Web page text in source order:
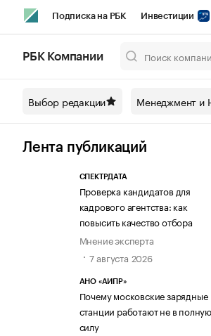
Подписка на РБК Инвестиции
Спецпроекты СПб
Технологии и медиа
РБК Компании
Выбор редакции Менеджмент и
Лента публикаций
СПЕКТРДАТА
Проверка кандидатов для
кадрового агентства: как
повысить качество отбора
Мнение эксперта
7 августа 2026
АНО «АИПР»
Почему московские зарядные
станции работают не в полную
силу